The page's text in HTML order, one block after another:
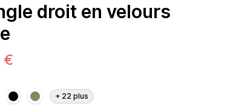
droit en velours
€
+ 22 plus